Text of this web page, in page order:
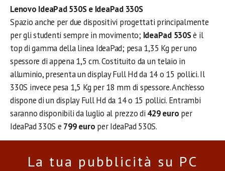
Lenovo IdeaPad 530S e IdeaPad 330S
Spazio anche per due dispositivi progettati principalmente
per gli studenti sempre in movimento; IdeaPad 530Sè il
top di gamma della linea IdeaPad; pesa 1,35 Kg per uno
spessore di appena 1,5 cm. Costituito da un telaio in
alluminio, presenta un display Full Hd da 14 o 15 pollici. Il
330S invece pesa 1,5 Kg per 18 mm di spessore. Anch’esso
dispone di un display Full Hd da 14 o 15 pollici. Entrambi
saranno disponibili da luglio al prezzo di 429 euro per
IdeaPad 330S e 799 euro per IdeaPad 530S.
La tua pubblicità su PC